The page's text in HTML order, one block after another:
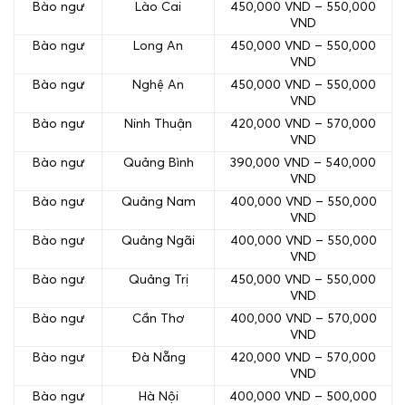
Bào ngư
Lào Cai
450,000 VND – 550,000
VND
Bào ngư
Long An
450,000 VND – 550,000
VND
Bào ngư
Nghệ An
450,000 VND – 550,000
VND
Bào ngư
Ninh Thuận
420,000 VND – 570,000
VND
Bào ngư
Quảng Bình
390,000 VND – 540,000
VND
Bào ngư
Quảng Nam
400,000 VND – 550,000
VND
Bào ngư
Quảng Ngãi
400,000 VND – 550,000
VND
Bào ngư
Quảng Trị
450,000 VND – 550,000
VND
Bào ngư
Cần Thơ
400,000 VND – 570,000
VND
Bào ngư
Đà Nẵng
420,000 VND – 570,000
VND
Bào ngư
Hà Nội
400,000 VND – 500,000